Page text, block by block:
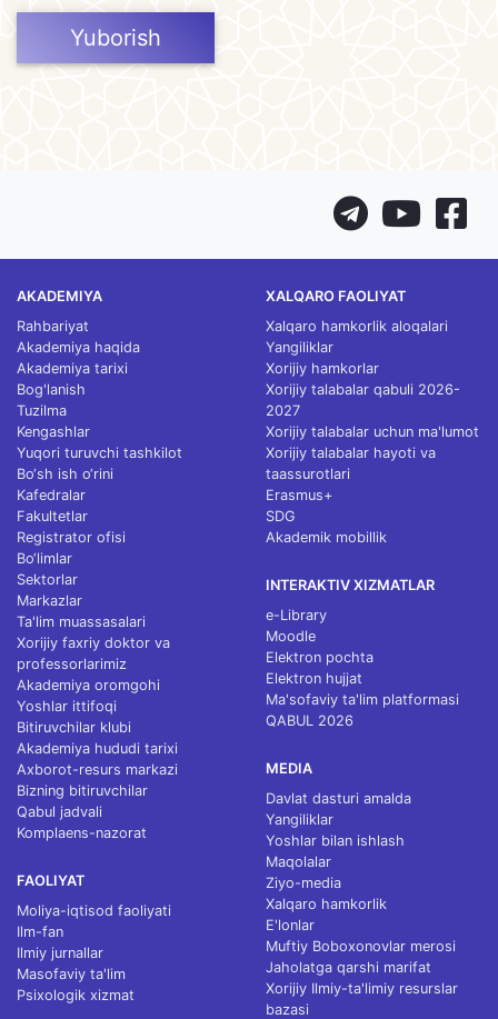
Yuborish
AKADEMIYA
Rahbariyat
Akademiya haqida
Akademiya tarixi
Bog'lanish
Tuzilma
Kengashlar
Yuqori turuvchi tashkilot
Bo‘sh ish o‘rini
Kafedralar
Fakultetlar
Registrator ofisi
Bo‘limlar
Sektorlar
Markazlar
Ta'lim muassasalari
Xorijiy faxriy doktor va
professorlarimiz
Akademiya oromgohi
Yoshlar ittifoqi
Bitiruvchilar klubi
Akademiya hududi tarixi
Axborot-resurs markazi
Bizning bitiruvchilar
Qabul jadvali
Komplaens-nazorat
FAOLIYAT
Moliya-iqtisod faoliyati
Ilm-fan
Ilmiy jurnallar
Masofaviy ta'lim
Psixologik xizmat
XALQARO FAOLIYAT
Xalqaro hamkorlik aloqalari
Yangiliklar
Xorijiy hamkorlar
Xorijiy talabalar qabuli 2026-
2027
Xorijiy talabalar uchun ma'lumot
Xorijiy talabalar hayoti va
taassurotlari
Erasmus+
SDG
Akademik mobillik
INTERAKTIV XIZMATLAR
e-Library
Moodle
Elektron pochta
Elektron hujjat
Ma'sofaviy ta'lim platformasi
QABUL 2026
MEDIA
Davlat dasturi amalda
Yangiliklar
Yoshlar bilan ishlash
Maqolalar
Ziyo-media
Xalqaro hamkorlik
E'lonlar
Muftiy Boboxonovlar merosi
Jaholatga qarshi marifat
Xorijiy Ilmiy-ta'limiy resurslar
bazasi